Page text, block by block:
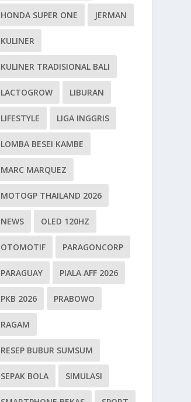
HONDA SUPER ONE JERMAN
KULINER
KULINER TRADISIONAL BALI
LACTOGROW LIBURAN
LIFESTYLE LIGA INGGRIS
LOMBA BESEI KAMBE
MARC MARQUEZ
MOTOGP THAILAND 2026
NEWS OLED 120HZ
OTOMOTIF PARAGONCORP
PARAGUAY PIALA AFF 2026
PKB 2026 PRABOWO
RAGAM
RESEP BUBUR SUMSUM
SEPAK BOLA SIMULASI